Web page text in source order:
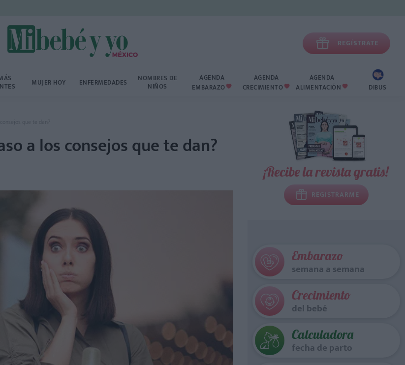
 REGÍSTRATE
MUJER HOY ENFERMEDADES NOMBRES DE
NIÑOS
AGENDA
EMBARAZO 
AGENDA
CRECIMIENTO 
AGENDA
ALIMENTACIÓN  DIBUS
que te dan?
a los consejos que te dan?
¡Recibe la revista gratis!
REGISTRARME
Embarazo
semana a semana
Crecimiento
del bebé
Calculadora
fecha de parto